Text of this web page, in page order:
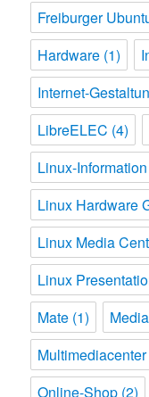
Freiburger
Hardware (1)
Internet-
LibreELEC (4)
Linux-Information
Linux Hardware
Linux Media
Linux
Mate (1)
Multimediacenter
Online-Shop (2)